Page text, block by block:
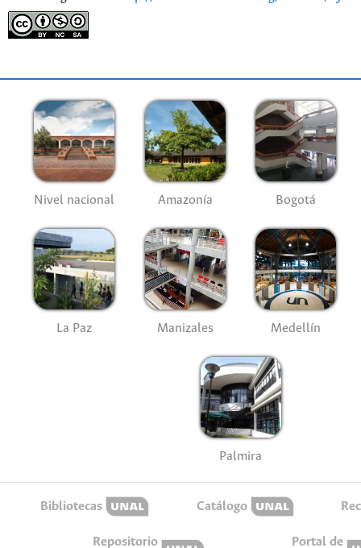
Nivel nacional Amazonía Bogotá
La Paz Manizales Medellín
Palmira
Bibliotecas Catálogo
Repositorio
Portal de